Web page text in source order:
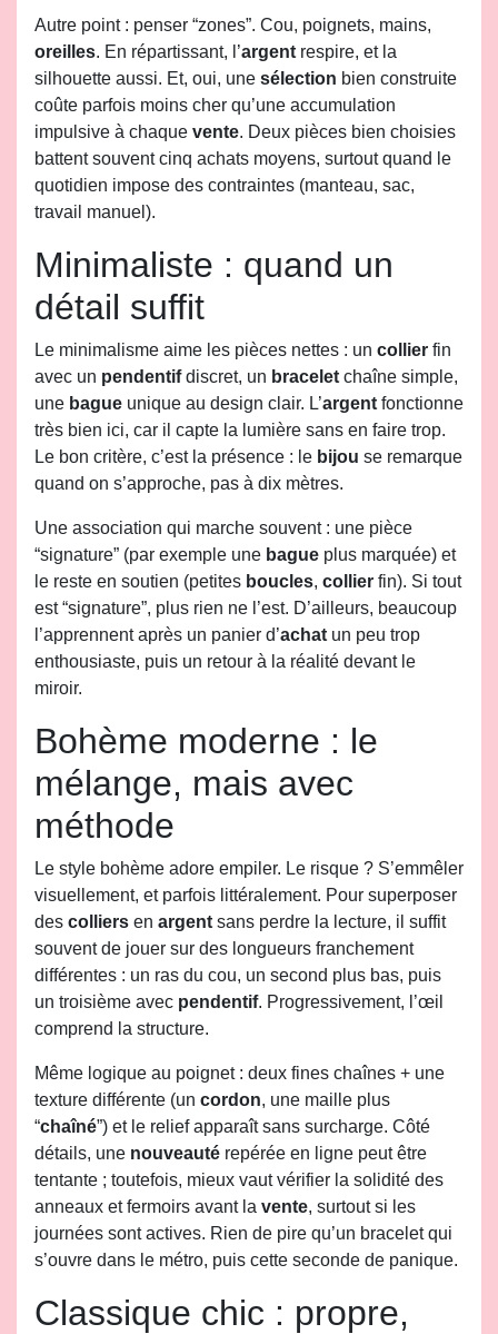
Autre point : penser “zones”. Cou, poignets, mains,
oreilles. En répartissant, l’argent respire, et la
silhouette aussi. Et, oui, une sélection bien construite
coûte parfois moins cher qu’une accumulation
impulsive à chaque vente. Deux pièces bien choisies
battent souvent cinq achats moyens, surtout quand le
quotidien impose des contraintes (manteau, sac,
travail manuel).
Minimaliste : quand un
détail suffit
Le minimalisme aime les pièces nettes : un collier fin
avec un pendentifdiscret, un bracelet chaîne simple,
une bague unique au design clair. L’argent fonctionne
très bien ici, car il capte la lumière sans en faire trop.
Le bon critère, c’est la présence : le bijou se remarque
quand on s’approche, pas à dix mètres.
Une association qui marche souvent : une pièce
“signature” (par exemple une bague plus marquée) et
le reste en soutien (petites boucles, collier fin). Si tout
est “signature”, plus rien ne l’est. D’ailleurs, beaucoup
l’apprennent après un panier d’achat un peu trop
enthousiaste, puis un retour à la réalité devant le
miroir.
Bohème moderne : le
mélange, mais avec
méthode
Le style bohème adore empiler. Le risque ? S’emmêler
visuellement, et parfois littéralement. Pour superposer
des colliers en argent sans perdre la lecture, il suffit
souvent de jouer sur des longueurs franchement
différentes : un ras du cou, un second plus bas, puis
un troisième avec pendentif. Progressivement, l’œil
comprend la structure.
Même logique au poignet : deux fines chaînes + une
texture différente (un cordon, une maille plus
“chaîné”) et le relief apparaît sans surcharge. Côté
détails, une nouveauté repérée en ligne peut être
tentante ; toutefois, mieux vaut vérifier la solidité des
anneaux et fermoirs avant la vente, surtout si les
journées sont actives. Rien de pire qu’un bracelet qui
s’ouvre dans le métro, puis cette seconde de panique.
Classique chic : propre,